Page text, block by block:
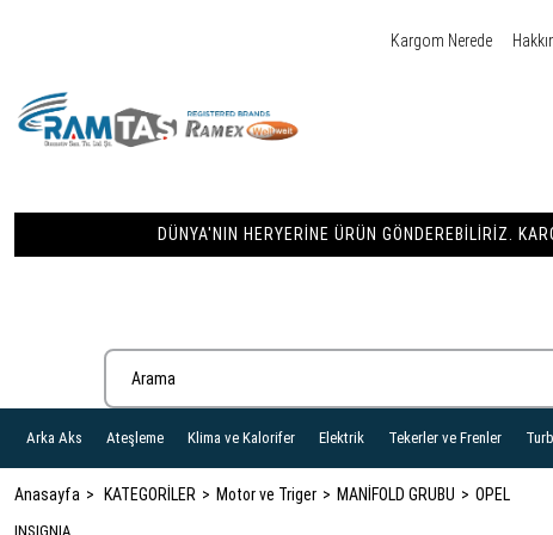
Kargom Nerede
DÜNYA'NIN HERYERINE ÜRÜN GÖNDEREBILIRIZ.
Arka Aks Ateşleme Klima ve Kalorifer Elektrik Tekerler ve Frenler
Anasayfa KATEGORİLER Motor ve Triger MANİFOLD GRUBU OPEL
INSIGNIA